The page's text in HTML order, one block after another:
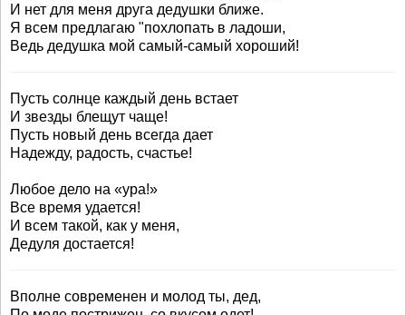
И нет для меня друга дедушки ближе.
Я всем предлагаю "похлопать в ладоши,
Ведь дедушка мой самый-самый хороший!
Пусть солнце каждый день встает
И звезды блещут чаще!
Пусть новый день всегда дает
Надежду, радость, счастье!
Любое дело на «ура!»
Все время удается!
И всем такой, как у меня,
Дедуля достается!
Вполне современен и молод ты, дед,